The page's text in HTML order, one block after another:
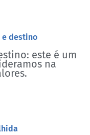
e destino
este é um
na